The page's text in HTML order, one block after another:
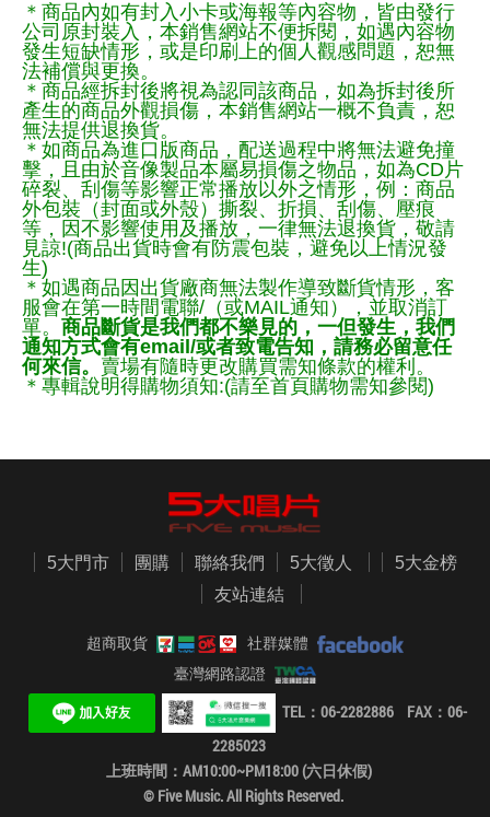
＊商品內如有封入小卡或海報等內容物，皆由發行
公司原封裝入，本銷售網站不便拆閱，如遇內容物
發生短缺情形，或是印刷上的個人觀感問題，恕無
法補償與更換。
＊商品經拆封後將視為認同該商品，如為拆封後所
產生的商品外觀損傷，本銷售網站一概不負責，恕
無法提供退換貨。
＊如商品為進口版商品，配送過程中將無法避免撞
擊，且由於音像製品本屬易損傷之物品，如為CD片
碎裂、刮傷等影響正常播放以外之情形，例：商品
外包裝（封面或外殼）撕裂、折損、刮傷、壓痕
等，因不影響使用及播放，一律無法退換貨，敬請
見諒!(商品出貨時會有防震包裝，避免以上情況發
生)
＊如遇商品因出貨廠商無法製作導致斷貨情形，客
服會在第一時間電聯/（或MAIL通知），並取消訂
單。 商品斷貨是我們都不樂見的，一但發生，我們
通知方式會有email/或者致電告知，請務必留意任
何來信。 賣場有隨時更改購買需知條款的權利。
＊專輯說明得購物須知:(請至首頁購物需知參閱)
5大門市 團購 聯絡我們 5大徵人
5大金榜
友站連結
超商取貨
社群媒體
臺灣網路認證
TEL：06-2282886 FAX：06-
2285023
上班時間：AM10:00~PM18:00 (六日休假)
© Five Music. All Rights Reserved.